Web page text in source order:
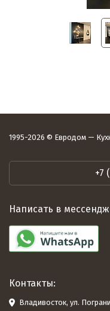
1995-2026 © Евродом —
+7
Написать в
Контакты:
Владивосток, ул.